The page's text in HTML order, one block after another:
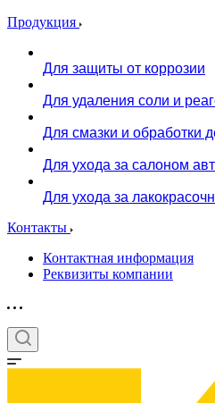
Продукция
Для защиты от коррозии
Для удаления соли и
Для смазки и обработки
Для ухода за салоном
Для ухода за
Контакты
Контактная информация
Реквизиты компании